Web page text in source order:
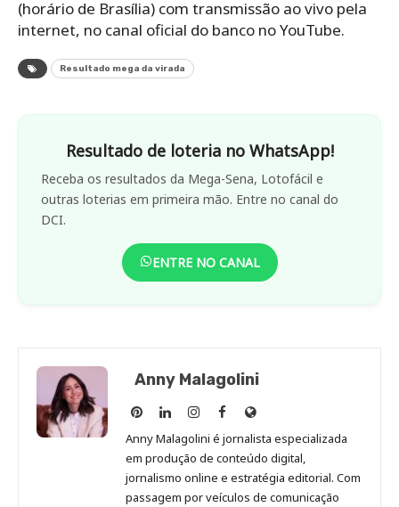
(horário de Brasília) com transmissão ao vivo pela
internet, no canal oficial do banco no YouTube.
Resultado mega da virada
Resultado de loteria no WhatsApp!
Receba os resultados da Mega-Sena, Lotofácil e
outras loterias em primeira mão. Entre no canal do
DCI.
ENTRE NO CANAL
Anny Malagolini
Anny
Malagolini
no
Pinterest
Anny
Malagolini
no
LinkedIn
Anny
Malagolini
no
Instagram
Anny
Malagolini
no
Facebook
Site
de
Anny
Malagolini
Anny Malagolini é jornalista especializada
em produção de conteúdo digital,
jornalismo online e estratégia editorial. Com
passagem por veículos de comunicação